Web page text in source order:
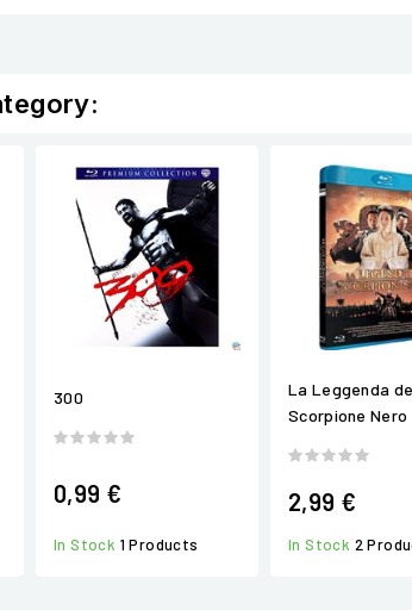
300
0,99 €
In Stock 1 Products
La Leggenda
Scorpione Nero
2,99 €
In Stock 2